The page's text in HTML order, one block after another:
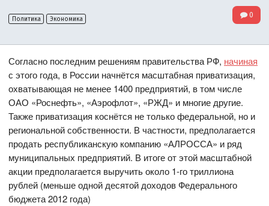
Политика Экономика 0
Согласно последним решениям правительства РФ, начиная
с этого года, в России начнётся масштабная приватизация,
охватывающая не менее 1400 предприятий, в том числе
ОАО «Роснефть», «Аэрофлот», «РЖД» и многие другие.
Также приватизация коснётся не только федеральной, но и
региональной собственности. В частности, предполагается
продать республиканскую компанию «АЛРОССА» и ряд
муниципальных предприятий. В итоге от этой масштабной
акции предполагается выручить около 1-го триллиона
рублей (меньше одной десятой доходов Федерального
бюджета 2012 года)